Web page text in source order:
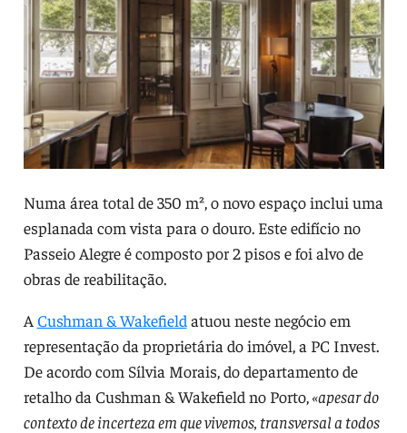
Numa área total de 350 m², o novo espaço inclui uma
esplanada com vista para o douro. Este edifício no
Passeio Alegre é composto por 2 pisos e foi alvo de
obras de reabilitação.
A Cushman & Wakefieldatuou neste negócio em
representação da proprietária do imóvel, a PC Invest.
De acordo com Sílvia Morais, do departamento de
retalho da Cushman & Wakefield no Porto,«apesar do
contexto de incerteza em que vivemos, transversal a todos